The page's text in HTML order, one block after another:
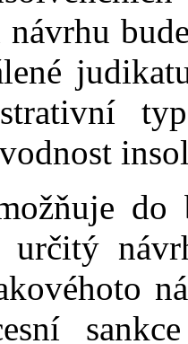
do
určitý